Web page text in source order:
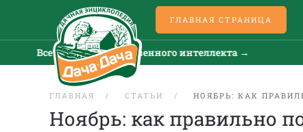
ГЛАВНАЯ СТРАНИЦА
Все новости искусственного интеллекта →
ГЛАВНАЯ СТАТЬИ НОЯБРЬ: КАК
Ноябрь: как правильно